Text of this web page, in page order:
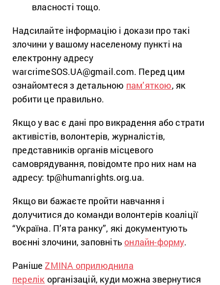
власності тощо.
Надсилайте інформацію і докази про такі
злочини у вашому населеному пункті на
електронну адресу
warcrimeSOS.UA@gmail.com. Перед цим
ознайомтеся з детальною пам’яткою, як
робити це правильно.
Якщо у вас є дані про викрадення або страти
активістів, волонтерів, журналістів,
представників органів місцевого
самоврядування, повідомте про них нам на
адресу: tp@humanrights.org.ua.
Якщо ви бажаєте пройти навчання і
долучитися до команди волонтерів коаліції
“Україна. П’ята ранку”, які документують
воєнні злочини, заповніть онлайн-форму.
РанішеZMINA оприлюднила
перелік організацій, куди можна звернутися